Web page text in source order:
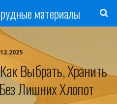
материалы
Выбрать, Хранить
Лишних Хлопот